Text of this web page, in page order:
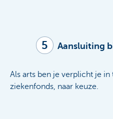
5 Aansluiting
Als arts ben je verplicht je
ziekenfonds, naar keuze.